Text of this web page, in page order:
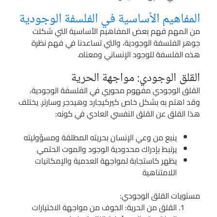
المفاهيم الأساسية في الفلسفة الوجودية
من المهم فهم بعض المفاهيم الأساسية التي شكلت
جوهر الفلسفة الوجودية، والتي تساعدنا في فهم نظرة
هذه الفلسفة للوجود الإنساني ومعناه.
القلق الوجودي: مواجهة الحرية
القلق الوجودي مفهوم محوري في الفلسفة الوجودية،
وقد اهتم به بشكل خاص كيركيجارد وهيدجر وسارتر. يختلف
هذا القلق عن القلق النفسي العادي في كونه:
ينبع من وعي الإنسان بحريته المطلقة ومسؤوليته
يرتبط بإدراك محدودية الوجود والموت الحتمي
يظهر كاستجابة لمواجهة العدمية والإمكانيات
اللامتناهية
مستويات القلق الوجودي:
القلق من الحرية: الخوف من مواجهة الاختيارات